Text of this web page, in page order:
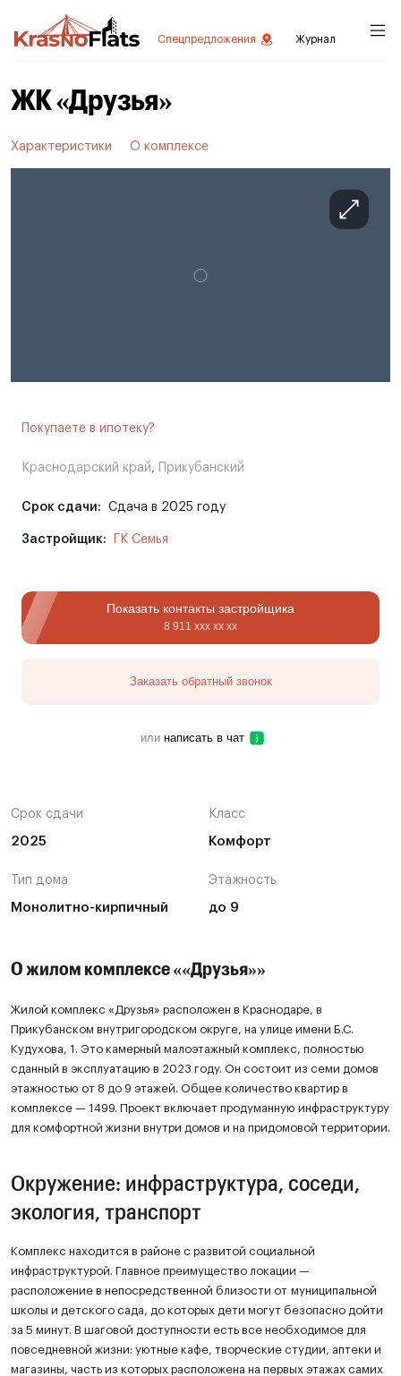
Спецпредложения Журнал
ЖК «Друзья»
Характеристики О комплексе
Покупаете в ипотеку?
Краснодарский край, Прикубанский
Срок сдачи: Сдача в 2025 году
Застройщик: ГК Семья
Показать контакты застройщика
8 911 ххх хх хх
Заказать обратный звонок
или написать в чат
Срок сдачи
2025
Класс
Комфорт
Тип дома
Монолитно-кирпичный
Этажность
до 9
О жилом комплексе ««Друзья»»
Жилой комплекс «Друзья» расположен в Краснодаре, в
Прикубанском внутригородском округе, на улице имени Б.С.
Кудухова, 1. Это камерный малоэтажный комплекс, полностью
сданный в эксплуатацию в 2023 году. Он состоит из семи домов
этажностью от 8 до 9 этажей. Общее количество квартир в
комплексе — 1499. Проект включает продуманную инфраструктуру
для комфортной жизни внутри домов и на придомовой территории.
Окружение: инфраструктура, соседи,
экология, транспорт
Комплекс находится в районе с развитой социальной
инфраструктурой. Главное преимущество локации —
расположение в непосредственной близости от муниципальной
школы и детского сада, до которых дети могут безопасно дойти
за 5 минут. В шаговой доступности есть все необходимое для
повседневной жизни: уютные кафе, творческие студии, аптеки и
магазины, часть из которых расположена на первых этажах самих